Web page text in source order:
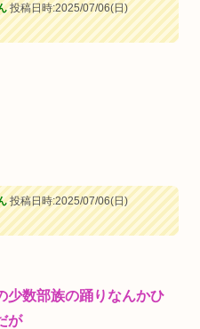
投稿日時:2025/07/06(日)
投稿日時:2025/07/06(日)
少数部族の踊りなんかひ
が